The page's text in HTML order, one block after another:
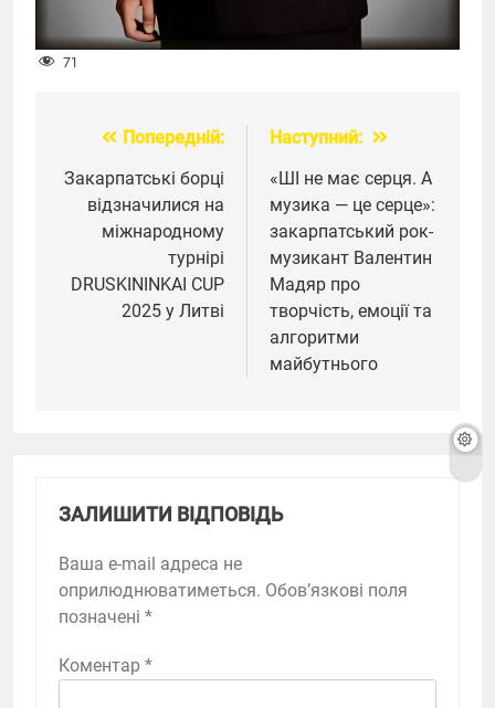
71
Навігація
записів
Попередній:
Закарпатські борці
відзначилися на
міжнародному
турнірі
DRUSKININKAI CUP
2025 у Литві
Наступний:
«ШІ не має серця. А
музика — це серце»:
закарпатський рок-
музикант Валентин
Мадяр про
творчість, емоції та
алгоритми
майбутнього
ЗАЛИШИТИ ВІДПОВІДЬ
Ваша e-mail адреса не
оприлюднюватиметься. Обов’язкові поля
позначені *
Коментар *